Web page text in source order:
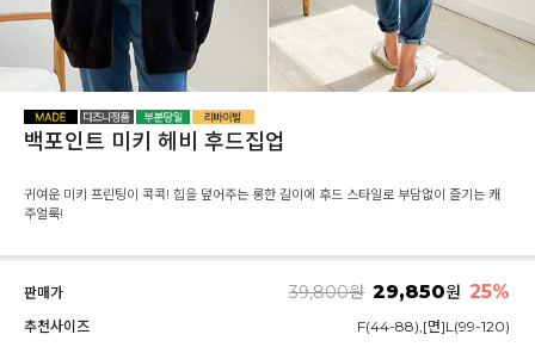
백포인트 미키 헤비 후드집업
귀여운 미키 프린팅이 콕콕! 힙을 덮어주는 롱한 길이에 후드 스타일로 부담없이 즐기는 캐
주얼룩!
판매가 39,800원 29,850원 25%
추천사이즈 F(44-88),[면]L(99-120)